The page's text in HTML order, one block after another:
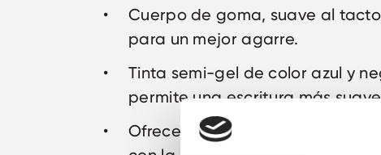
Cuerpo de goma, suave al
para un mejor agarre.
Tinta semi-gel de color azul y
permite una escritura más suave.
Ofrece la suavidad de un